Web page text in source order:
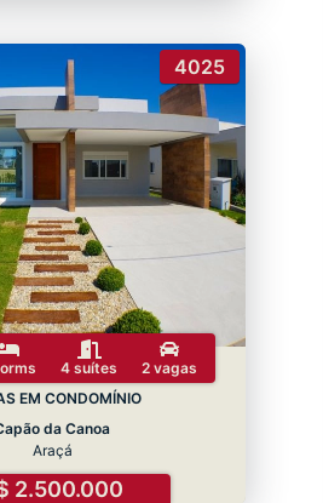
4025
4 suítes
2 vagas
EM CONDOMÍNIO
da Canoa
Araçá
2.500.000